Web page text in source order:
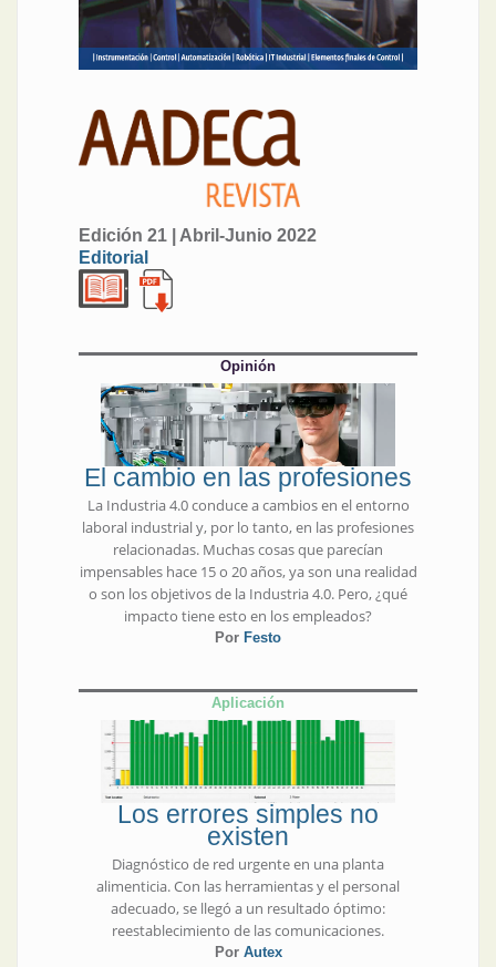
Edición 21 | Abril-Junio 2022
Editorial
Opinión
El cambio en las profesiones
La Industria 4.0 conduce a cambios en el entorno
laboral industrial y, por lo tanto, en las profesiones
relacionadas. Muchas cosas que parecían
impensables hace 15 o 20 años, ya son una realidad
o son los objetivos de la Industria 4.0. Pero, ¿qué
impacto tiene esto en los empleados?
Por Festo
Aplicación
Los errores simples no
existen
Diagnóstico de red urgente en una planta
alimenticia. Con las herramientas y el personal
adecuado, se llegó a un resultado óptimo:
reestablecimiento de las comunicaciones.
Por Autex